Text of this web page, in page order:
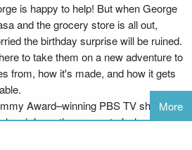
is happy to help! But when George
and the grocery store is all out,
the birthday surprise will be ruined.
to take them on a new adventure to
from, how it's made, and how it gets
Award–winning PBS TV show, also
reinforce the concept of where food
into our stores and onto our plates.
More